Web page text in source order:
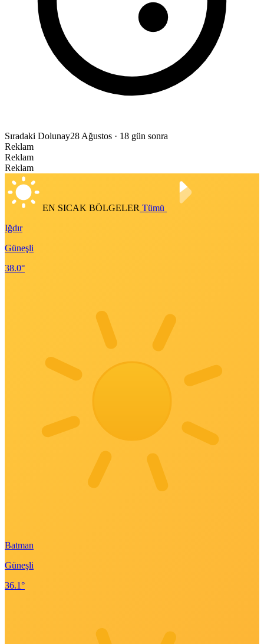
Sıradaki Dolunay28 Ağustos · 18 gün sonra
Reklam
Reklam
Reklam
EN SICAK BÖLGELER Tümü
Iğdır
Güneşli
38.0°
Batman
Güneşli
36.1°